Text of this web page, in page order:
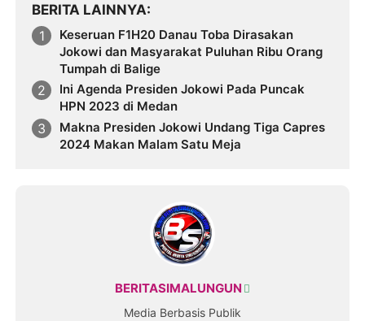
BERITA LAINNYA
Keseruan F1H20 Danau Toba Dirasakan
Jokowi dan Masyarakat Puluhan Ribu Orang
Tumpah di Balige
Ini Agenda Presiden Jokowi Pada Puncak
HPN 2023 di Medan
Makna Presiden Jokowi Undang Tiga Capres
2024 Makan Malam Satu Meja
BERITASIMALUNGUN
Media Berbasis Publik